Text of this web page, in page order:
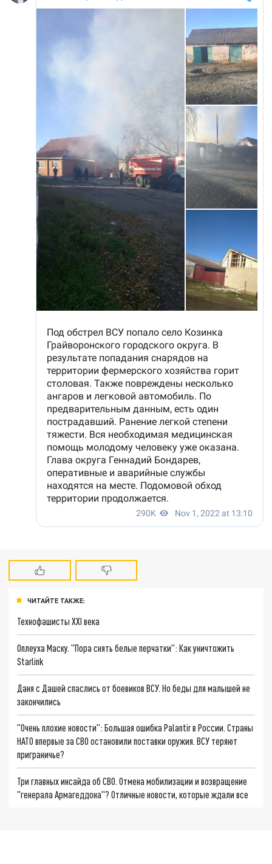
ЧИТАЙТЕ ТАКЖЕ:
Технофашисты XXI века
Оплеуха Маску. "Пора снять белые перчатки": Как уничтожить
Starlink
Даня с Дашей спаслись от боевиков ВСУ. Но беды для малышей не
закончились
"Очень плохие новости": Большая ошибка Palantir в России. Страны
НАТО впервые за СВО остановили поставки оружия. ВСУ теряют
приграничье?
Три главных инсайда об СВО. Отмена мобилизации и возвращение
"генерала Армагеддона"? Отличные новости, которые ждали все